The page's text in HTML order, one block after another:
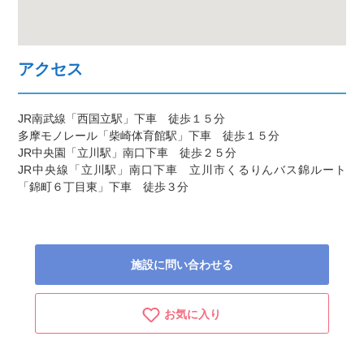
アクセス
JR南武線「西国立駅」下車 徒歩１５分
多摩モノレール「柴崎体育館駅」下車 徒歩１５分
JR中央園「立川駅」南口下車 徒歩２５分
JR中央線「立川駅」南口下車 立川市くるりんバス錦ルート
「錦町６丁目東」下車 徒歩３分
施設に問い合わせる
お気に入り